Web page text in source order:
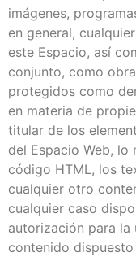
imágenes,
en general,
este Espacio, así
conjunto, como
protegidos como
en materia de
titular de los
del Espacio Web, lo
código HTML, los
cualquier otro
cualquier caso
autorización para la
contenido